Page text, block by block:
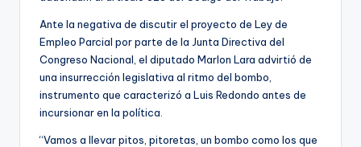
Ante la negativa de discutir el proyecto de Ley de
Empleo Parcial por parte de la Junta Directiva del
Congreso Nacional, el diputado Marlon Lara advirtió de
una insurrección legislativa al ritmo del bombo,
instrumento que caracterizó a Luis Redondo antes de
incursionar en la política.
“Vamos a llevar pitos, pitoretas, un bombo como los que